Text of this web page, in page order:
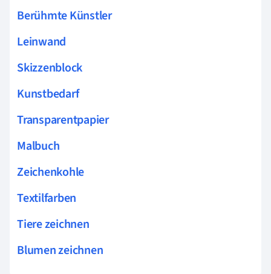
Berühmte Künstler
Leinwand
Skizzenblock
Kunstbedarf
Transparentpapier
Malbuch
Zeichenkohle
Textilfarben
Tiere zeichnen
Blumen zeichnen